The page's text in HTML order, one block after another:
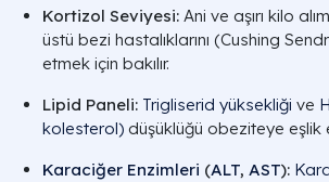
Kortizol Seviyesi: Ani ve aşırı kilo
üstü bezi hastalıklarını (Cushing
etmek için bakılır.
Lipid Paneli: Trigliserid yüksekliği ve
kolesterol) düşüklüğü obeziteye eşlik
Karaciğer Enzimleri (ALT, AST):